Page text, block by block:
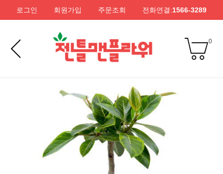
로그인 회원가입 주문조회 전화연결:1566-3289
0